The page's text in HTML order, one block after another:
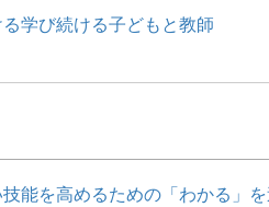
学び続ける子どもと教師
能を高めるための「わかる」